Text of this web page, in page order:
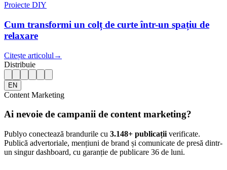
Proiecte DIY
Cum transformi un colț de curte într-un spațiu de
relaxare
Citește articolul →
Distribuie
EN
Content Marketing
Ai nevoie de campanii de content marketing?
Publyo conectează brandurile cu 3.148+ publicații verificate.
Publică advertoriale, mențiuni de brand și comunicate de presă dintr-
un singur dashboard, cu garanție de publicare 36 de luni.